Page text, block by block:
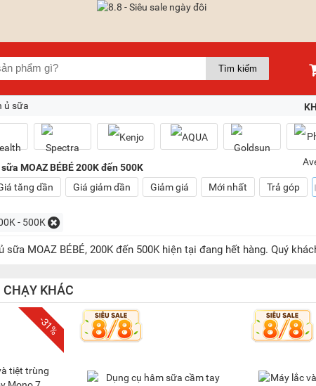
ủ sữa
MOAZ BÉBÉ 200K đến 500K
tăng dần Giá giảm dần Giảm giá Mới nhất Trả góp
- 500K
sữa MOAZ BÉBÉ, 200K đến 500K hiện tại đang hết hàng. Quý
KHÁC
-31%